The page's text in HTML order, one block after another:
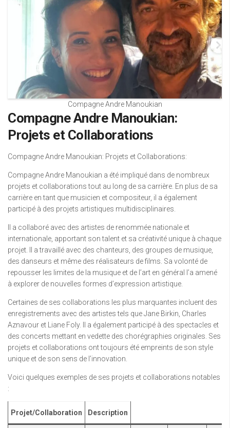
Compagne Andre Manoukian
Compagne Andre Manoukian:
Projets et Collaborations
Compagne Andre Manoukian: Projets et Collaborations:
Compagne Andre Manoukian a été impliqué dans de nombreux
projets et collaborations tout au long de sa carrière. En plus de sa
carrière en tant que musicien et compositeur, il a également
participé à des projets artistiques multidisciplinaires.
Il a collaboré avec des artistes de renommée nationale et
internationale, apportant son talent et sa créativité unique à chaque
projet. Il a travaillé avec des chanteurs, des groupes de musique,
des danseurs et même des réalisateurs de films. Sa volonté de
repousser les limites de la musique et de l’art en général l’a amené
à explorer de nouvelles formes d’expression artistique.
Certaines de ses collaborations les plus marquantes incluent des
enregistrements avec des artistes tels que Jane Birkin, Charles
Aznavour et Liane Foly. Il a également participé à des spectacles et
des concerts mettant en vedette des chorégraphies originales. Ses
projets et collaborations ont toujours été empreints de son style
unique et de son sens de l’innovation.
Voici quelques exemples de ses projets et collaborations notables
:
Projet/Collaboration Description